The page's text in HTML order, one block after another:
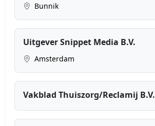
Bunnik
Uitgever Snippet Media B.V.
Amsterdam
Vakblad Thuiszorg/Reclamij B.V.